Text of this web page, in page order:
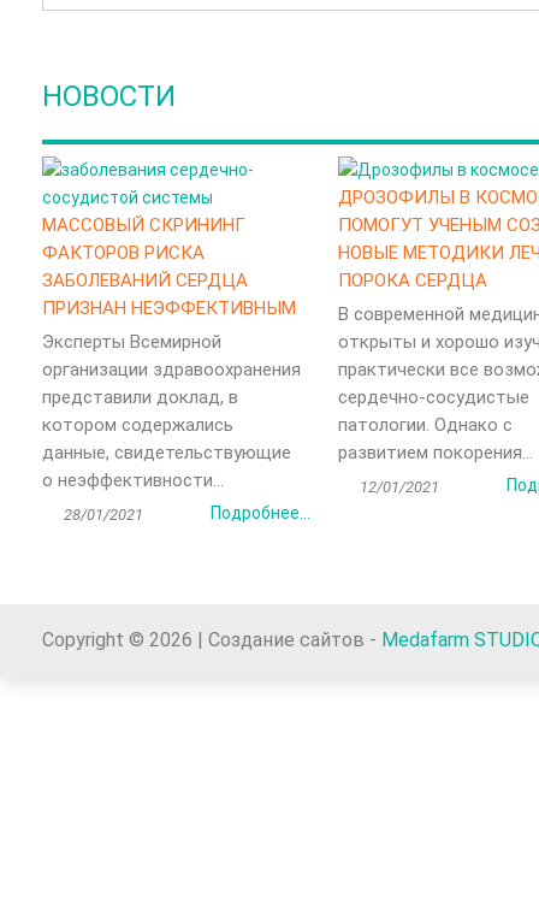
НОВОСТИ
МАССОВЫЙ СКРИНИНГ
ФАКТОРОВ РИСКА
ЗАБОЛЕВАНИЙ СЕРДЦА
ПРИЗНАН НЕЭФФЕКТИВНЫМ
Эксперты Всемирной
организации здравоохранения
представили доклад, в
котором содержались
данные, свидетельствующие
о неэффективности...
28/01/2021 Подробнее...
ДРОЗОФИЛЫ В
ПОМОГУТ УЧЕНЫМ
НОВЫЕ МЕТОДИКИ
ПОРОКА СЕРДЦА
В современной
открыты и хорошо
практически все
сердечно-сосудистые
патологии. Однако с
развитием покорения...
12/01/2021
Copyright © 2026 | Создание сайтов - Medafarm